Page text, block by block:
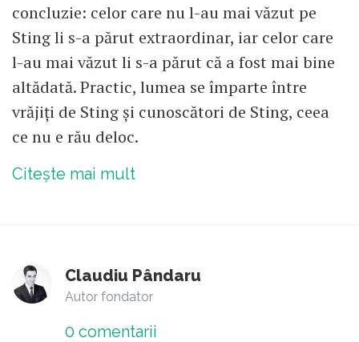
concluzie: celor care nu l-au mai văzut pe
Sting li s-a părut extraordinar, iar celor care
l-au mai văzut li s-a părut că a fost mai bine
altădată. Practic, lumea se împarte între
vrăjiți de Sting și cunoscători de Sting, ceea
ce nu e rău deloc.
Citește mai mult
Claudiu Pândaru
Autor fondator
0 comentarii